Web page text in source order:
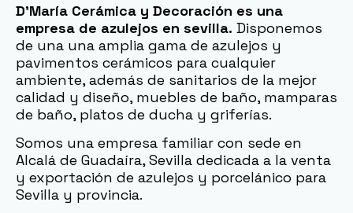
D’María Cerámica y Decoración es una
empresa de azulejos en sevilla. Disponemos
de una una amplia gama de azulejos y
pavimentos cerámicos para cualquier
ambiente, además de sanitarios de la mejor
calidad y diseño, muebles de baño, mamparas
de baño, platos de ducha y griferías.
Somos una empresa familiar con sede en
Alcalá de Guadaíra, Sevilla dedicada a la venta
y exportación de azulejos y porcelánico para
Sevilla y provincia.